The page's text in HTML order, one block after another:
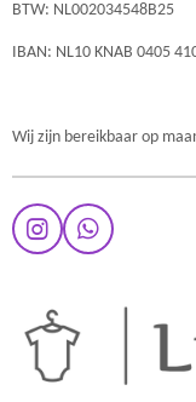
BTW: NL002034548B25
IBAN: NL10 KNAB 0405
Wij zijn bereikbaar op
I
n
a
r
W
h